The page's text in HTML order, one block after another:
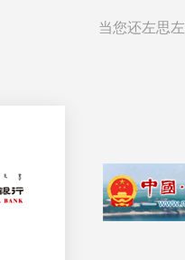
当您还左思